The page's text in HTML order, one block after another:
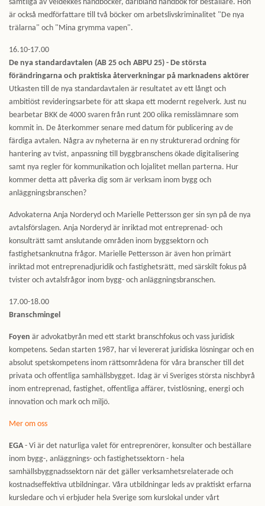
samtliga av Veidekkes handböcker, däribland handbok för beställare. Hon
är också medförfattare till två böcker om arbetslivskriminalitet "De nya
trälarna" och "Mina grymma vapen".
16.10-17.00
De nya standardavtalen (AB 25 och ABPU 25) - De största
förändringarna och praktiska återverkningar på marknadens aktörer
Utkasten till de nya standardavtalen är resultatet av ett långt och
ambitiöst revideringsarbete för att skapa ett modernt regelverk. Just nu
bearbetar BKK de 4000 svaren från runt 200 olika remisslämnare som
kommit in. De återkommer senare med datum för publicering av de
färdiga avtalen. Några av nyheterna är en ny strukturerad ordning för
hantering av tvist, anpassning till byggbranschens ökade digitalisering
samt nya regler för kommunikation och lojalitet mellan parterna. Hur
kommer detta att påverka dig som är verksam inom bygg och
anläggningsbranschen?
Advokaterna Anja Norderyd och Marielle Pettersson ger sin syn på de nya
avtalsförslagen. Anja Norderyd är inriktad mot entreprenad- och
konsulträtt samt anslutande områden inom byggsektorn och
fastighetsanknutna frågor. Marielle Pettersson är även hon primärt
inriktad mot entreprenadjuridik och fastighetsrätt, med särskilt fokus på
tvister och avtalsfrågor inom bygg- och anläggningsbranschen.
17.00-18.00
Branschmingel
Foyen är advokatbyrån med ett starkt branschfokus och vass juridisk
kompetens. Sedan starten 1987, har vi levererat juridiska lösningar och en
absolut spetskompetens inom rättsområdena för våra branscher till det
privata och offentliga samhällsbygget. Idag är vi Sveriges största nischbyrå
inom entreprenad, fastighet, offentliga affärer, tvistlösning, energi och
innovation och mark och miljö.
Mer om oss
EGA- Vi är det naturliga valet för entreprenörer, konsulter och beställare
inom bygg-, anläggnings- och fastighetssektorn - hela
samhällsbyggnadssektorn när det gäller verksamhetsrelaterade och
kostnadseffektiva utbildningar. Våra utbildningar leds av praktiskt erfarna
kursledare och vi erbjuder hela Sverige som kurslokal under vårt